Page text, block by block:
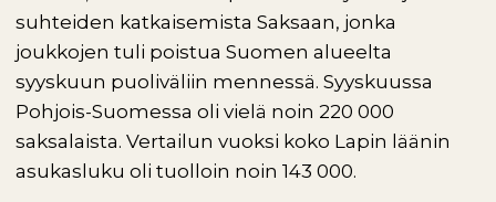
suhteiden katkaisemista Saksaan, jonka
joukkojen tuli poistua Suomen alueelta
syyskuun puoliväliin mennessä. Syyskuussa
Pohjois-Suomessa oli vielä noin 220 000
saksalaista. Vertailun vuoksi koko Lapin läänin
asukasluku oli tuolloin noin 143 000.